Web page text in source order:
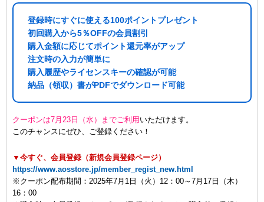
登録時にすぐに使える100ポイントプレゼント
初回購入から5％OFFの会員割引
購入金額に応じてポイント還元率がアップ
注文時の入力が簡単に
購入履歴やライセンスキーの確認が可能
納品（領収）書がPDFでダウンロード可能
クーポンは7月23日（水）までご利用 いただけます。
このチャンスにぜひ、ご登録ください！
▼今すぐ、会員登録（新規会員登録ページ）
https://www.aosstore.jp/member_regist_new.html
※クーポン配布期間：2025年7月1日（火）12：00～7月17日（木）
16：00